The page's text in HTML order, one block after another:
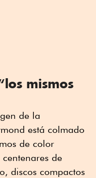
mismos
de la
está colmado
de color
de
discos compactos